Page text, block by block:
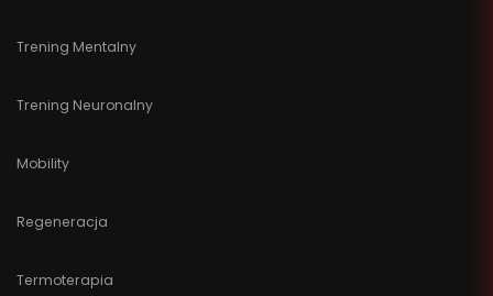
Trening Mentalny
Trening Neuronalny
Mobility
Regeneracja
Termoterapia